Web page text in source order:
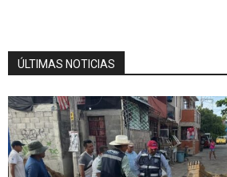
ÚLTIMAS NOTICIAS